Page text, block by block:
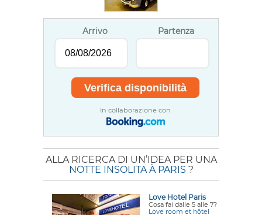
Arrivo Partenza
In collaborazione con
ALLA RICERCA DI UN’IDEA PER UNA
NOTTE INSOLITA À PARIS ?
Love Hotel Paris
Cosa fai dalle 5 alle 7?
Love room et hôtel